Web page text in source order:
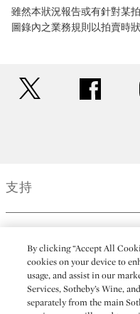
雖然本狀況報告或有針對某
圖錄內之業務規則以拍賣時狀
支持
更多
By clicking “Accept All
cookies on your device to
usage, and assist in our
Services, Sotheby’s Wine,
separately from the main